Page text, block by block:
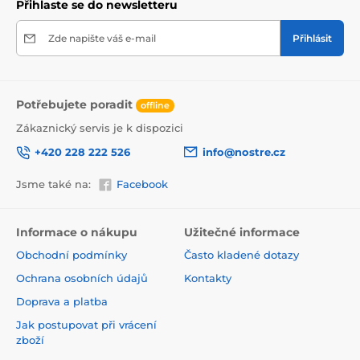
Použitá tisková metoda je ekologická, a proto jsou
přísné normy a mají VOC i GREENGUARD GOLD
certifikaci. Navíc jsou bez obsahu PVC a lepidlo je na
Přihlaste se do newsletteru
Zde napište váš e-mail Přihlásit
Potřebujete poradit offline
Zákaznický servis je k dispozici
+420 228 222 526
info@nostre.cz
Jsme také na: Facebook
Informace o nákupu
Obchodní podmínky
Ochrana osobních údajů
Doprava a platba
Jak postupovat při vrácení
zboží
Užitečné informace
Často kladené dotazy
Kontakty